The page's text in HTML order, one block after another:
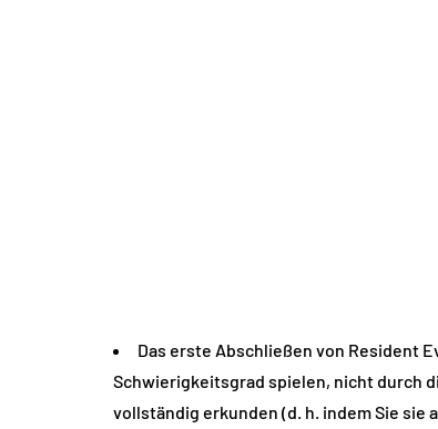
Das erste Abschließen von Resident
Schwierigkeitsgrad spielen, nicht durch
vollständig erkunden (d. h. indem Sie sie